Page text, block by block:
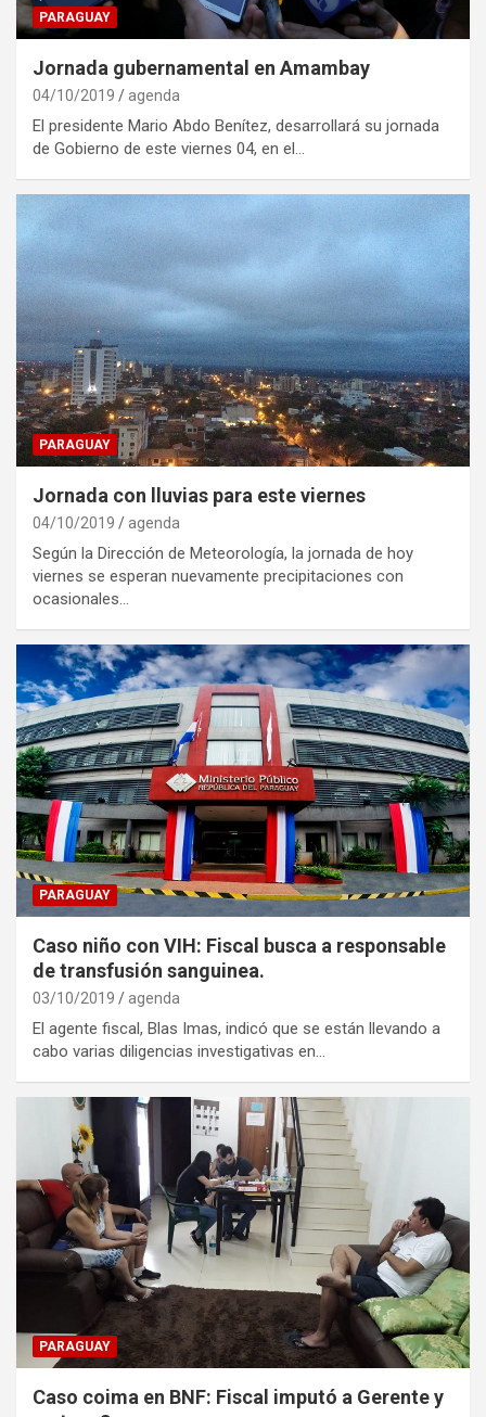
PARAGUAY
Jornada gubernamental en Amambay
04/10/2019 agenda
El presidente Mario Abdo Benítez, desarrollará su jornada
de Gobierno de este viernes 04, en el…
PARAGUAY
Jornada con lluvias para este viernes
04/10/2019 agenda
Según la Dirección de Meteorología, la jornada de hoy
viernes se esperan nuevamente precipitaciones con
ocasionales…
PARAGUAY
Caso niño con VIH: Fiscal busca a responsable
de transfusión sanguinea.
03/10/2019 agenda
El agente fiscal, Blas Imas, indicó que se están llevando a
cabo varias diligencias investigativas en…
PARAGUAY
Caso coima en BNF: Fiscal imputó a Gerente y